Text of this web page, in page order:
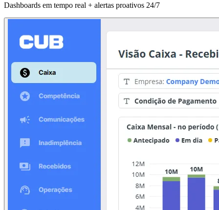
Dashboards em tempo real + alertas proativos 24/7